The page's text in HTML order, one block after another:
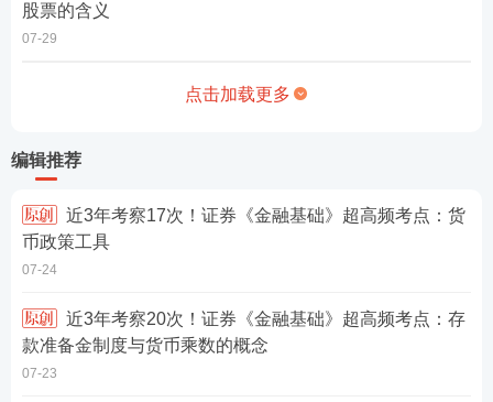
股票的含义
07-29
点击加载更多
编辑推荐
币政策工具
07-24
款准备金制度与货币乘数的概念
07-23